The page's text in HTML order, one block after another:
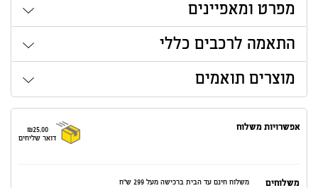
מפרט ומאפיינים
התאמה לרכבים כללי
מוצרים תואמים
אפשרויות משלוח
₪25.00
דואר שליחים
משלוחים
משלוח חינם עד הבית ברכישה מעל 299 ש"ח